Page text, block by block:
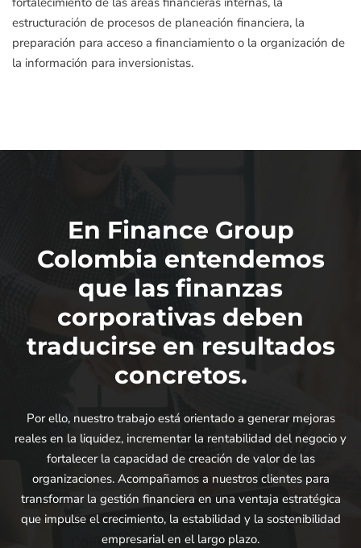
estructuración de procesos de planeación financiera, la
preparación para acceso a financiamiento o la organización de
la información para inversionistas.
En Finance Group
Colombia entendemos
que las finanzas
corporativas deben
traducirse en resultados
concretos.
Por ello, nuestro trabajo está orientado a generar mejoras
reales en la liquidez, incrementar la rentabilidad del negocio y
fortalecer la capacidad de creación de valor de las
organizaciones. Acompañamos a nuestros clientes para
transformar la gestión financiera en una ventaja estratégica
que impulse el crecimiento, la estabilidad y la sostenibilidad
empresarial en el largo plazo.